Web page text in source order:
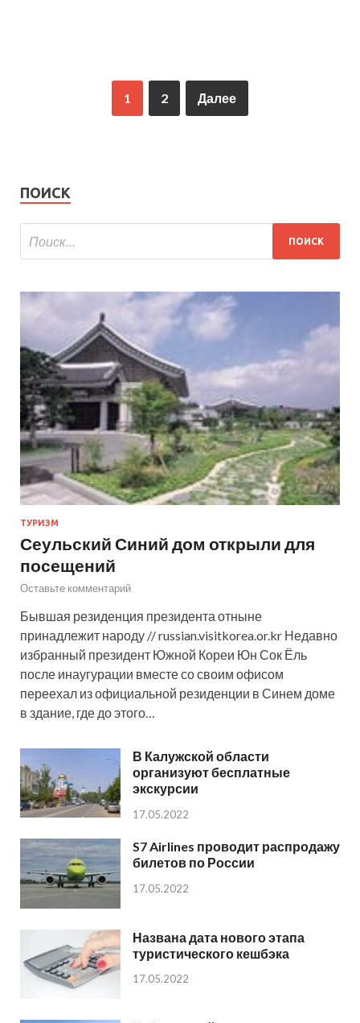
1 2 Далее
ПОИСК
ТУРИЗМ
Сеульский Синий дом открыли для
посещений
Оставьте комментарий
Бывшая резиденция президента отныне
принадлежит народу // russian.visitkorea.or.kr Недавно
избранный президент Южной Кореи Юн Сок Ёль
после инаугурации вместе со своим офисом
переехал из официальной резиденции в Синем доме
в здание, где до этого…
В Калужской области
организуют бесплатные
экскурсии
17.05.2022
S7 Airlines проводит распродажу
билетов по России
17.05.2022
Названа дата нового этапа
туристического кешбэка
17.05.2022